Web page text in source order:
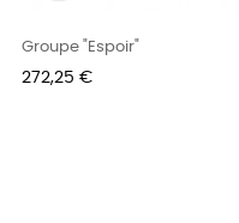
Groupe "Espoir"
Prix
272,25 €